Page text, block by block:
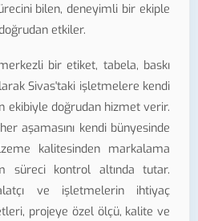
bilen, deneyimli bir ekiple
etkiler.
bir etiket, tabela, baskı
Sivas'taki işletmelere kendi
ekibiyle doğrudan hizmet verir.
aşamasını kendi bünyesinde
kalitesinden markalama
süreci kontrol altında tutar.
ve işletmelerin ihtiyaç
projeye özel ölçü, kalite ve